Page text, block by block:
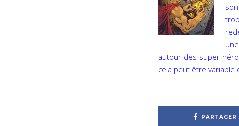
autour des super
cela peut être variable
PARTAGER